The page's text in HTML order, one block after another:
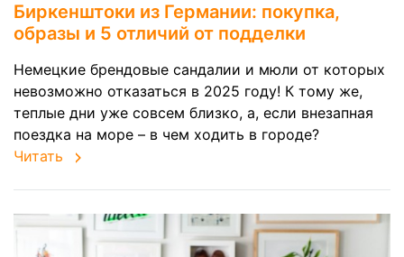
Биркенштоки из Германии: покупка,
образы и 5 отличий от подделки
Немецкие брендовые сандалии и мюли от которых
невозможно отказаться в 2025 году! К тому же,
теплые дни уже совсем близко, а, если внезапная
поездка на море – в чем ходить в городе?
Читать